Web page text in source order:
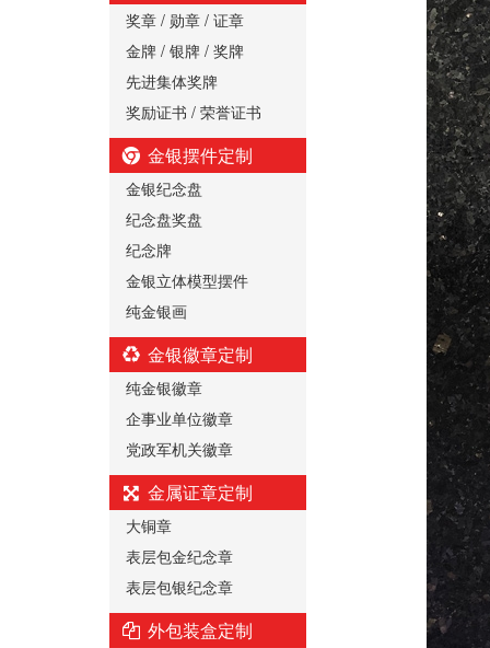
奖章 / 勋章 / 证章
金牌 / 银牌 / 奖牌
先进集体奖牌
奖励证书 / 荣誉证书
金银摆件定制
金银纪念盘
纪念盘奖盘
纪念牌
金银立体模型摆件
纯金银画
金银徽章定制
纯金银徽章
企事业单位徽章
党政军机关徽章
金属证章定制
大铜章
表层包金纪念章
表层包银纪念章
外包装盒定制